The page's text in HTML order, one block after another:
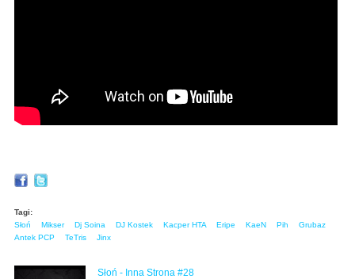
Tagi:
Słoń
Mikser Dj Soina DJ Kostek Kacper HTA Eripe KaeN Pih
Grubaz
Antek PCP
TeTris Jinx
Słoń - Inna Strona #28